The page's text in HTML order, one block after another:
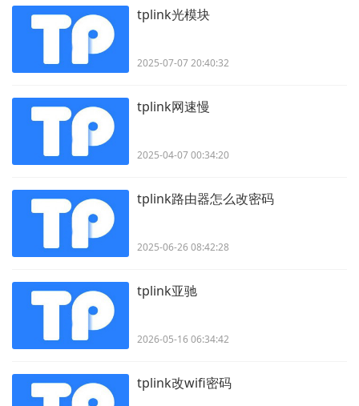
tplink光模块
2025-07-07 20:40:32
tplink网速慢
2025-04-07 00:34:20
tplink路由器怎么改密码
2025-06-26 08:42:28
tplink亚驰
2026-05-16 06:34:42
tplink改wifi密码